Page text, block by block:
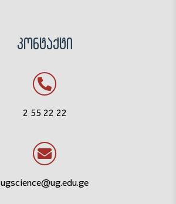
კონტაქტი
2 55 22 22
ugscience@ug.edu.ge